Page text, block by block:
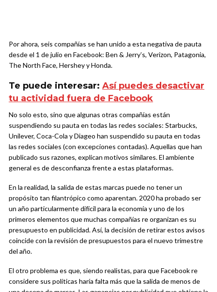
Por ahora, seis compañías se han unido a esta negativa de pauta
desde el 1 de julio en Facebook: Ben & Jerry’s, Verizon, Patagonia,
The North Face, Hershey y Honda.
Te puede interesar: Así puedes desactivar
tu actividad fuera de Facebook
No solo esto, sino que algunas otras compañías están
suspendiendo su pauta en todas las redes sociales: Starbucks,
Unilever, Coca-Cola y Diageo han suspendido su pauta en todas
las redes sociales (con excepciones contadas). Aquellas que han
publicado sus razones, explican motivos similares. El ambiente
general es de desconfianza frente a estas plataformas.
En la realidad, la salida de estas marcas puede no tener un
propósito tan filantrópico como aparentan. 2020 ha probado ser
un año particularmente difícil para la economía y uno de los
primeros elementos que muchas compañías re organizan es su
presupuesto en publicidad. Así, la decisión de retirar estos avisos
coincide con la revisión de presupuestos para el nuevo trimestre
del año.
El otro problema es que, siendo realistas, para que Facebook re
considere sus políticas haría falta más que la salida de menos de